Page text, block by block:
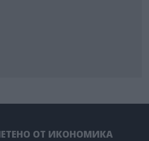
ОТ ИКОНОМИКА